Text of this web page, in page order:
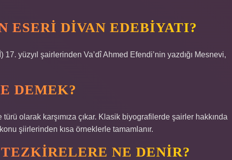
ESERI DIVAN EDEBIYATI?
yüzyıl şairlerinden Va’dî Ahmed Efendi’nin yazdığı Mesnevi,
DEMEK?
türü olarak karşımıza çıkar. Klasik biyografilerde şairler hakkında
şiirlerinden kısa örneklerle tamamlanır.
NE DENIR?